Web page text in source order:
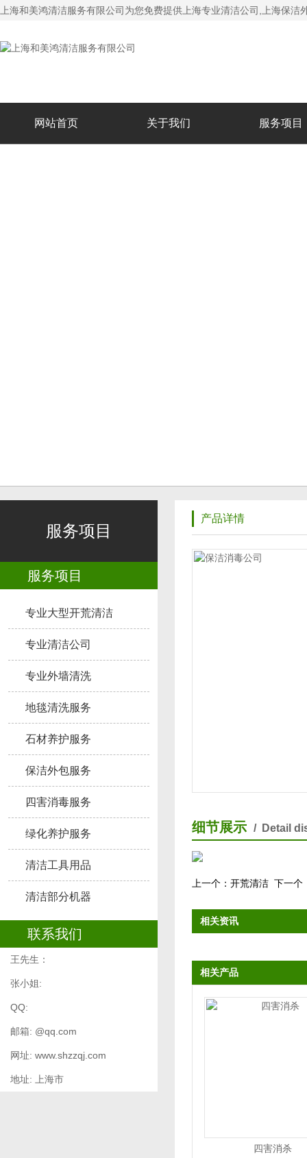
上海和美鸿清洁服务有限公司为您免费提供 上海专业清洁公司 ,上海保
网站首页 关于我们 服务项目
服务项目
服务项目
专业大型开荒清洁
专业清洁公司
专业外墙清洗
地毯清洗服务
石材养护服务
保洁外包服务
四害消毒服务
绿化养护服务
清洁工具用品
清洁部分机器
联系我们
王先生：
张小姐:
QQ:
邮箱: @qq.com
网址: www.shzzqj.com
地址: 上海市
产品详情
细节展示 / Detail
上一个： 开荒清洁 下一个
相关资讯
相关产品
四害消杀